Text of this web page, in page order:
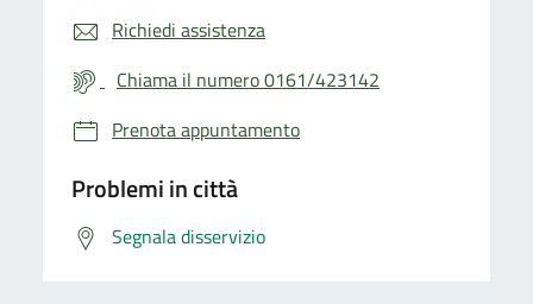
Richiedi assistenza
Chiama il numero 0161/423142
Prenota appuntamento
Problemi in città
Segnala disservizio